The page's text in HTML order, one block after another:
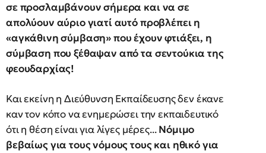
σε προσλαμβάνουν σήμερα και να σε
απολύουν αύριο γιατί αυτό προβλέπει η
«αγκάθινη σύμβαση» που έχουν φτιάξει, η
σύμβαση που ξέθαψαν από τα σεντούκια της
φεουδαρχίας!
Και εκείνη η Διεύθυνση Εκπαίδευσης δεν έκανε
καν τον κόπο να ενημερώσει την εκπαιδευτικό
ότι η θέση είναι για λίγες μέρες...Νόμιμο
βεβαίως για τους νόμους τους και ηθικό για